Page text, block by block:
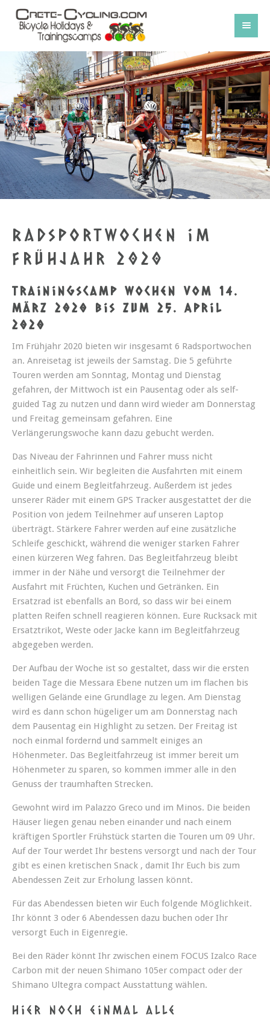
Touren Ideen
- Bildergalerien
lasst Euch inspirieren
- Tourenbeispiele und
Bildergalerien
Radsportwochen im
Frühjahr 2020
Trainingscamp Wochen vom 14.
März 2020 bis zum 25. April
2020
Im Frühjahr 2020 bieten wir insgesamt 6 Radsportwochen
an. Anreisetag ist jeweils der Samstag. Die 5 geführte
Touren werden am Sonntag, Montag und Dienstag
gefahren, der Mittwoch ist ein Pausentag oder als self-
guided Tag zu nutzen und dann wird wieder am Donnerstag
und Freitag gemeinsam gefahren. Eine
Verlängerungswoche kann dazu gebucht werden.
Das Niveau der Fahrinnen und Fahrer muss nicht
einheitlich sein. Wir begleiten die Ausfahrten mit einem
Guide und einem Begleitfahrzeug. Außerdem ist jedes
unserer Räder mit einem GPS Tracker ausgestattet der die
Position von jedem Teilnehmer auf unseren Laptop
überträgt. Stärkere Fahrer werden auf eine zusätzliche
Schleife geschickt, während die weniger starken Fahrer
einen kürzeren Weg fahren. Das Begleitfahrzeug bleibt
immer in der Nähe und versorgt die Teilnehmer der
Ausfahrt mit Früchten, Kuchen und Getränken. Ein
Ersatzrad ist ebenfalls an Bord, so dass wir bei einem
platten Reifen schnell reagieren können. Eure Rucksack mit
Ersatztrikot, Weste oder Jacke kann im Begleitfahrzeug
abgegeben werden.
Der Aufbau der Woche ist so gestaltet, dass wir die ersten
beiden Tage die Messara Ebene nutzen um im flachen bis
welligen Gelände eine Grundlage zu legen. Am Dienstag
wird es dann schon hügeliger um am Donnerstag nach
dem Pausentag ein Highlight zu setzen. Der Freitag ist
noch einmal fordernd und sammelt einiges an
Höhenmeter. Das Begleitfahrzeug ist immer bereit um
Höhenmeter zu sparen, so kommen immer alle in den
Genuss der traumhaften Strecken.
Gewohnt wird im Palazzo Greco und im Minos. Die beiden
Häuser liegen genau neben einander und nach einem
kräftigen Sportler Frühstück starten die Touren um 09 Uhr.
Auf der Tour werdet Ihr bestens versorgt und nach der Tour
gibt es einen kretischen Snack , damit Ihr Euch bis zum
Abendessen Zeit zur Erholung lassen könnt.
Für das Abendessen bieten wir Euch folgende Möglichkeit.
Ihr könnt 3 oder 6 Abendessen dazu buchen oder Ihr
versorgt Euch in Eigenregie.
Bei den Räder könnt Ihr zwischen einem FOCUS Izalco Race
Carbon mit der neuen Shimano 105er compact oder der
Shimano Ultegra compact Ausstattung wählen.
Hier noch einmal alle